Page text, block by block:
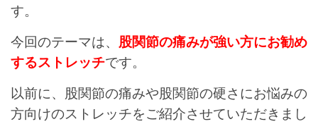
す。
今回のテーマは、 股関節の痛みが強い方にお勧め
するストレッチです。
以前に、股関節の痛みや股関節の硬さにお悩みの
方向けのストレッチをご紹介させていただきまし